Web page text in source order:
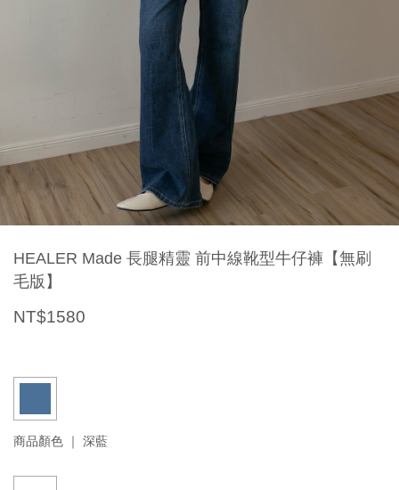
HEALER Made 長腿精靈 前中線靴型牛仔褲【無刷
毛版】
NT$1580
商品顏色 ｜ 深藍